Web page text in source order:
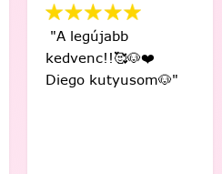
"A legújabb
kedvenc!!🥰🐶❤️
Diego kutyusom🐶"